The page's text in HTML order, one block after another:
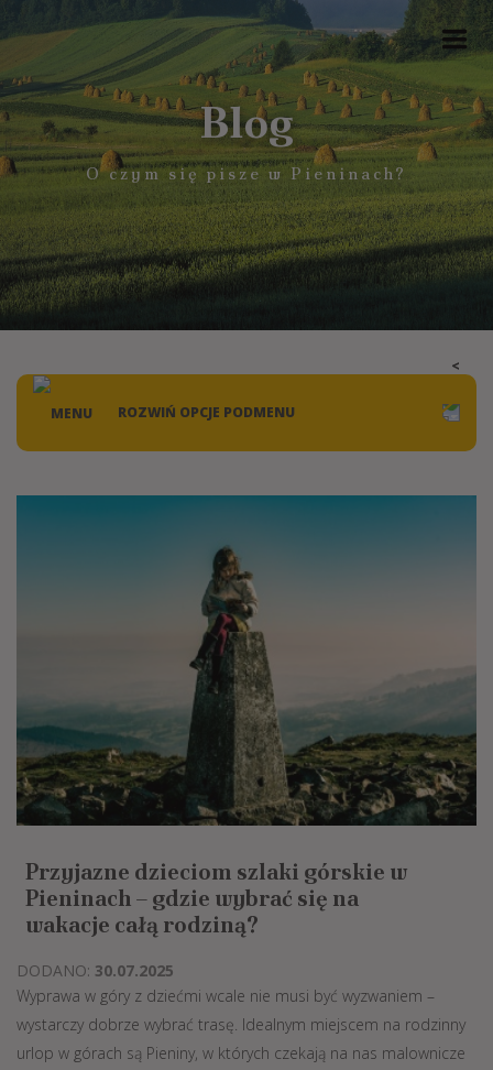
Blog
O czym się pisze w Pieninach?
ROZWIŃ OPCJE PODMENU
Przyjazne dzieciom szlaki górskie w
Pieninach – gdzie wybrać się na
wakacje całą rodziną?
DODANO: 30.07.2025
Wyprawa w góry z dziećmi wcale nie musi być wyzwaniem –
wystarczy dobrze wybrać trasę. Idealnym miejscem na rodzinny
urlop w górach są Pieniny, w których czekają na nas malownicze